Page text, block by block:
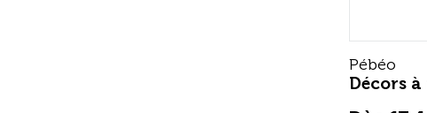
Pébéo
Décors